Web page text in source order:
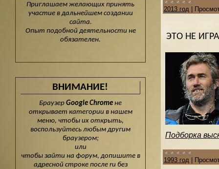
Приглашаем желающих принять
участие в дальнейшем создании
сайта.
Опыт подобной деятельности не
обязателен.
ВНИМАНИЕ!
Браузер Google Chrome не
открывает категории в нашем
меню, чтобы их открыть,
воспользуйтесь любым другим
браузером;
или
чтобы зайти на форум, допишите в
адресной строке после ru без
2013 год
ЭТО НЕ
Подборка
1993 год